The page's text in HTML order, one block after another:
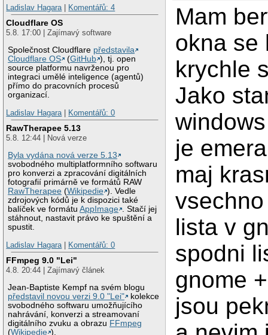
Ladislav Hagara
Komentářů: 4
Cloudflare OS
5.8. 17:00 | Zajímavý software
Společnost Cloudflare představila
Cloudflare OS
(GitHub ), tj. open
source platformu navrženou pro
integraci umělé inteligence (agentů)
přímo do pracovních procesů
organizací.
Ladislav Hagara
Komentářů: 0
RawTherapee 5.13
5.8. 12:44 | Nová verze
Byla vydána nová verze 5.13
svobodného multiplatformního softwaru
pro konverzi a zpracování digitálních
fotografií primárně ve formátů RAW
RawTherapee (Wikipedie ). Vedle
zdrojových kódů je k dispozici také
balíček ve formátuAppImage . Stačí jej
stáhnout, nastavit právo ke spuštění a
spustit.
Ladislav Hagara
Komentářů: 0
FFmpeg 9.0 "Lei"
4.8. 20:44 | Zajímavý článek
Jean-Baptiste Kempf na svém blogu
představil novou verzi 9.0 "Lei"
kolekce
svobodného softwaru umožňujícího
nahrávání, konverzi a streamovaní
digitálního zvuku a obrazu FFmpeg
(Wikipedie ).
Mam
okna se
krychle
Jako
je
maj
lista v
spodni
gnome
jsou